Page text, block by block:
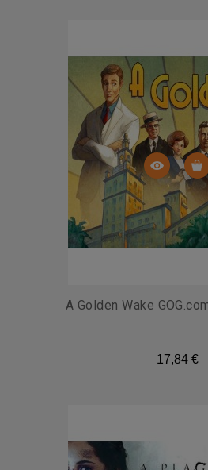
A Golden Wake
17,84 €